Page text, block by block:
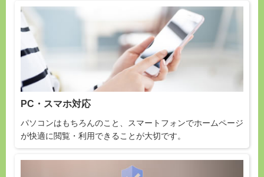
PC・スマホ対応
パソコンはもちろんのこと、スマートフォンでホームページ
が快適に閲覧・利用できることが大切です。